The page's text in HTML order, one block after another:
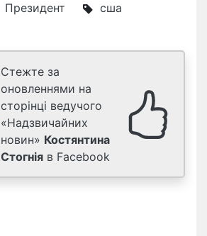
Президент сша
Стежте за
оновленнями на
сторінці ведучого
«Надзвичайних
новин» Костянтина
Стогнія в Facebook